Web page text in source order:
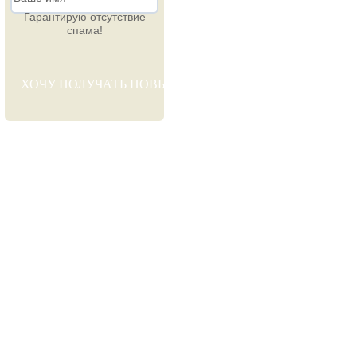
Гарантирую отсутствие
спама!